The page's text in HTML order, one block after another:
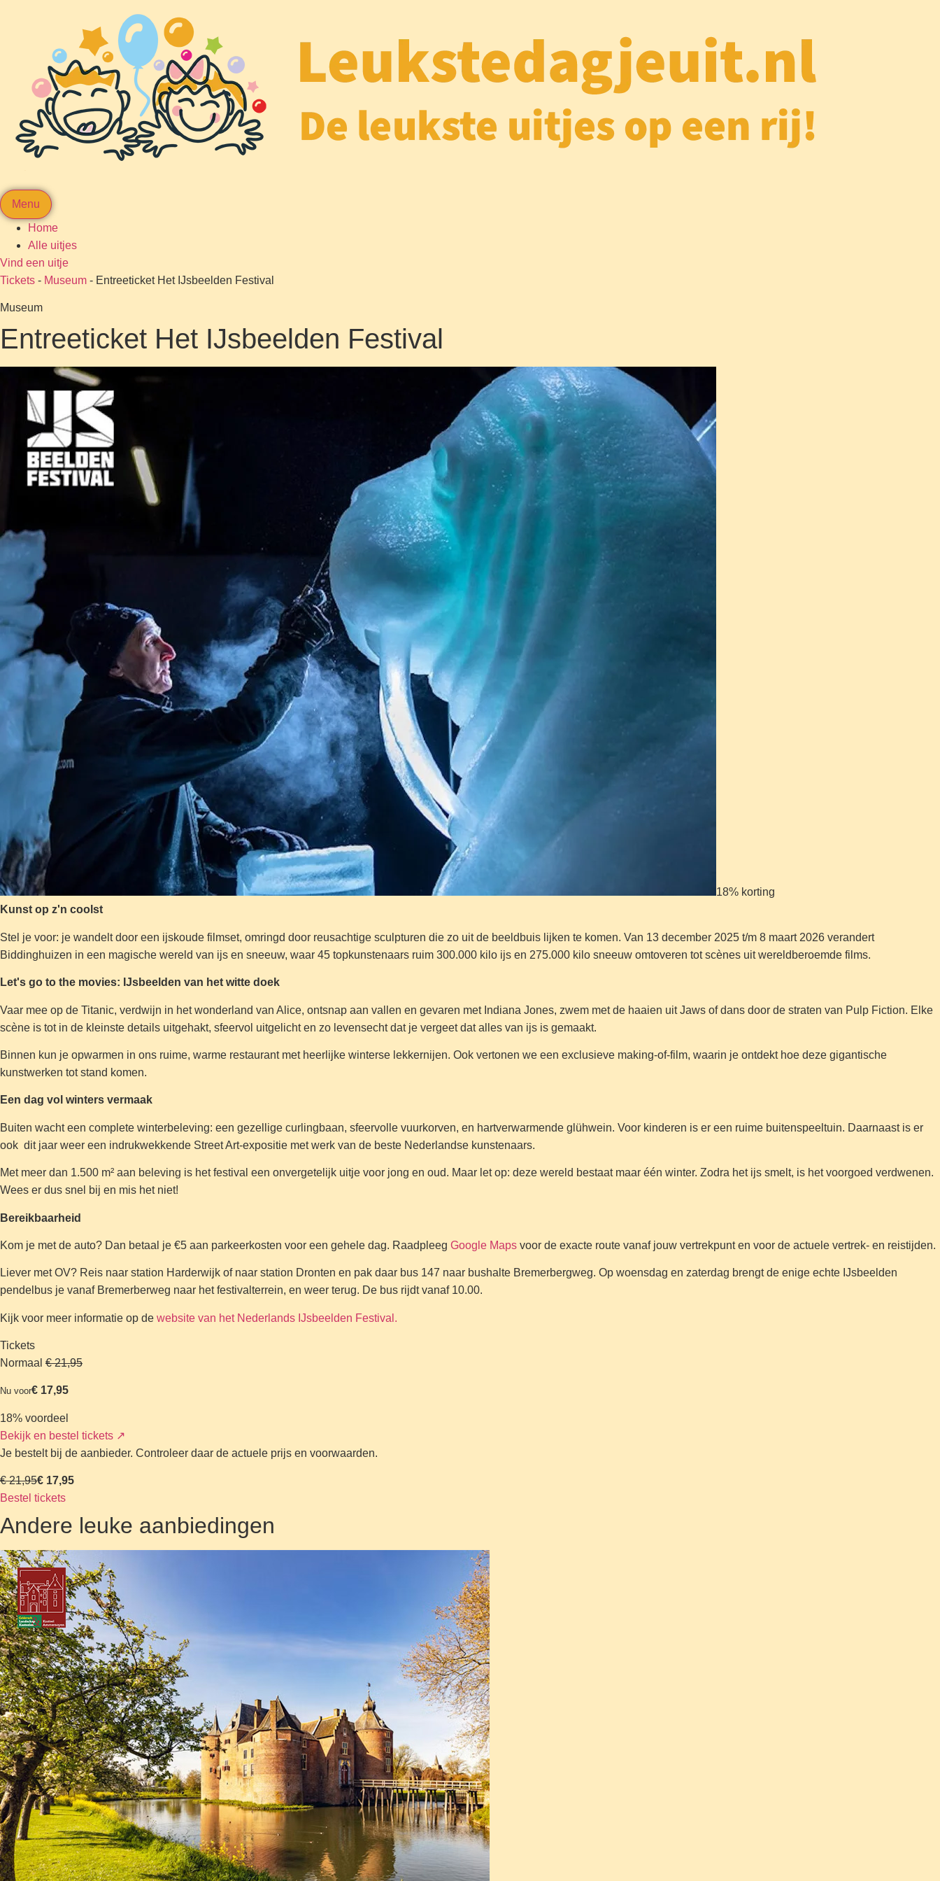
Menu
Home
Alle uitjes
Vind een uitje
Tickets - Museum - Entreeticket Het IJsbeelden Festival
Museum
Entreeticket Het IJsbeelden Festival
18% korting
Kunst op z'n coolst
Stel je voor: je wandelt door een ijskoude filmset, omringd door reusachtige sculpturen die zo uit de beeldbuis lijken te komen. Van 13 december 2025 t/m 8 maart 2026 verandert
Biddinghuizen in een magische wereld van ijs en sneeuw, waar 45 topkunstenaars ruim 300.000 kilo ijs en 275.000 kilo sneeuw omtoveren tot scènes uit wereldberoemde films.
Let's go to the movies: IJsbeelden van het witte doek
Vaar mee op de Titanic, verdwijn in het wonderland van Alice, ontsnap aan vallen en gevaren met Indiana Jones, zwem met de haaien uit Jaws of dans door de straten van Pulp Fiction. Elke
scène is tot in de kleinste details uitgehakt, sfeervol uitgelicht en zo levensecht dat je vergeet dat alles van ijs is gemaakt.
Binnen kun je opwarmen in ons ruime, warme restaurant met heerlijke winterse lekkernijen. Ook vertonen we een exclusieve making-of-film, waarin je ontdekt hoe deze gigantische
kunstwerken tot stand komen.
Een dag vol winters vermaak
Buiten wacht een complete winterbeleving: een gezellige curlingbaan, sfeervolle vuurkorven, en hartverwarmende glühwein. Voor kinderen is er een ruime buitenspeeltuin. Daarnaast is er
ook dit jaar weer een indrukwekkende Street Art-expositie met werk van de beste Nederlandse kunstenaars.
Met meer dan 1.500 m² aan beleving is het festival een onvergetelijk uitje voor jong en oud. Maar let op: deze wereld bestaat maar één winter. Zodra het ijs smelt, is het voorgoed verdwenen.
Wees er dus snel bij en mis het niet!
Bereikbaarheid
Kom je met de auto? Dan betaal je €5 aan parkeerkosten voor een gehele dag. Raadpleeg Google Maps voor de exacte route vanaf jouw vertrekpunt en voor de actuele vertrek- en reistijden.
Liever met OV? Reis naar station Harderwijk of naar station Dronten en pak daar bus 147 naar bushalte Bremerbergweg. Op woensdag en zaterdag brengt de enige echte IJsbeelden
pendelbus je vanaf Bremerberweg naar het festivalterrein, en weer terug. De bus rijdt vanaf 10.00.
Kijk voor meer informatie op de website van het Nederlands IJsbeelden Festival.
Tickets
Normaal € 21,95
Nu voor€ 17,95
18% voordeel
Bekijk en bestel tickets ↗
Je bestelt bij de aanbieder. Controleer daar de actuele prijs en voorwaarden.
€ 21,95€ 17,95
Bestel tickets
Andere leuke aanbiedingen